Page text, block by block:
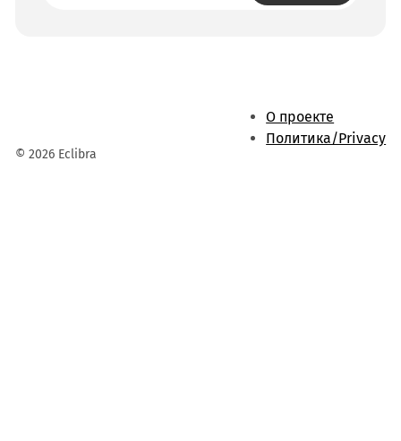
© 2026 Eclibra
О проекте
Политика/Privacy